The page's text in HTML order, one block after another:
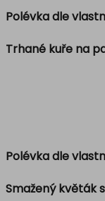
Polévka dle
Trhané kuře na
Polévka dle
Smažený květák